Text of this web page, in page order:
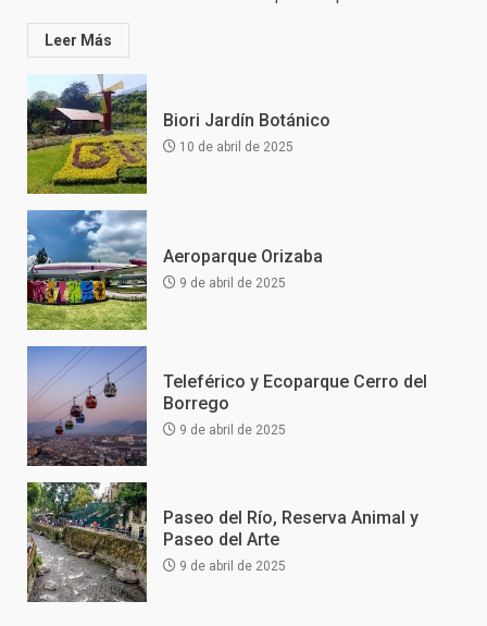
Leer Más
Biori Jardín Botánico
10 de abril de 2025
Aeroparque Orizaba
9 de abril de 2025
Teleférico y Ecoparque Cerro del
Borrego
9 de abril de 2025
Paseo del Río, Reserva Animal y
Paseo del Arte
9 de abril de 2025